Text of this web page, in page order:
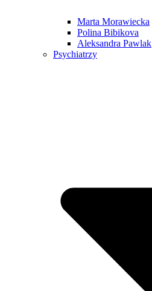
Marta Morawiecka
Polina Bibikova
Aleksandra Pawlak
Psychiatrzy